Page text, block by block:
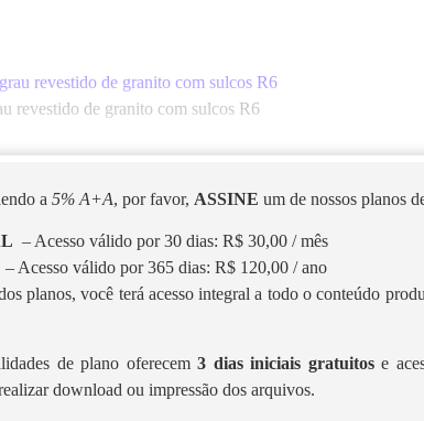
revestido de granito com sulcos R6
a 5% A+A, por favor, ASSINE um de nossos planos
– Acesso válido por 30 dias: R$ 30,00 / mês
– Acesso válido por 365 dias: R$ 120,00 / ano
planos, você terá acesso integral a todo o conteúdo
de plano oferecem 3 dias iniciais gratuitose
download ou impressão dos arquivos.